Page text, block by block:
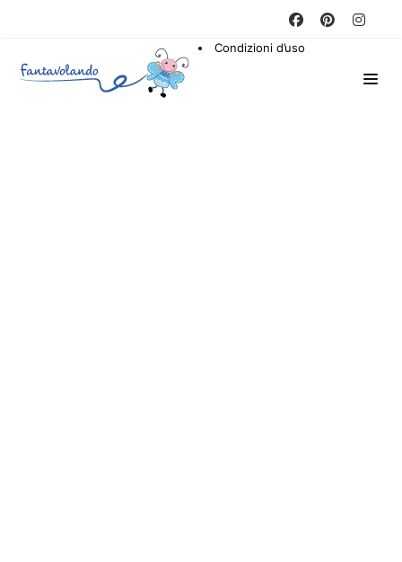
Condizioni d’uso